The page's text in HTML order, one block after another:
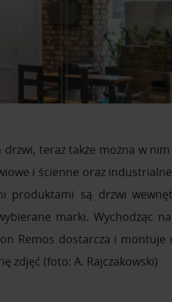
teraz także można w nim
i ścienne oraz
produktami są drzwi
marki. Wychodząc
Remos dostarcza i montuje
zdjęć (foto: A. Rajczakowski)